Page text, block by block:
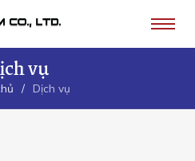
vụ
Dịch vụ